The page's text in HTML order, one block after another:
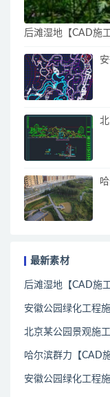
后滩湿地【CAD施
最新素材
后滩湿地【CAD施
安徽公园绿化工程
北京某公园景观施
哈尔滨群力【CAD
安徽公园绿化工程